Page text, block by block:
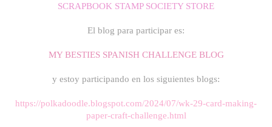
SCRAPBOOK STAMP SOCIETY STORE
El blog para participar es:
MY BESTIES SPANISH CHALLENGE BLOG
y estoy participando en los siguientes blogs:
https://polkadoodle.blogspot.com/2024/07/wk-29-card-making-
paper-craft-challenge.html